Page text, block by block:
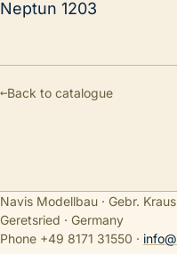
Neptun 1203
←Back to catalogue
Navis Modellbau · Gebr.
Geretsried · Germany
Phone +49 8171 31550 ·